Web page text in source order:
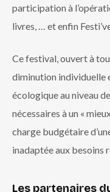
participation à
livres, … et enfin
Ce festival, ouvert à
diminution individuelle
écologique au niveau
nécessaires à un «
charge budgétaire
inadaptée aux besoins
Les partenaires